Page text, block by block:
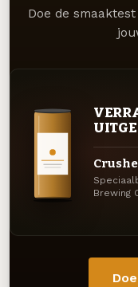
Doe de
Brewing